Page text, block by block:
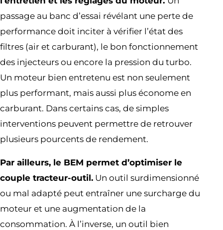
passage au banc d’essai révélant une perte de
performance doit inciter à vérifier l’état des
filtres (air et carburant), le bon fonctionnement
des injecteurs ou encore la pression du turbo.
Un moteur bien entretenu est non seulement
plus performant, mais aussi plus économe en
carburant. Dans certains cas, de simples
interventions peuvent permettre de retrouver
plusieurs pourcents de rendement.
Par ailleurs, le BEM permet d’optimiser le
couple tracteur-outil. Un outil surdimensionné
ou mal adapté peut entraîner une surcharge du
moteur et une augmentation de la
consommation. À l’inverse, un outil bien